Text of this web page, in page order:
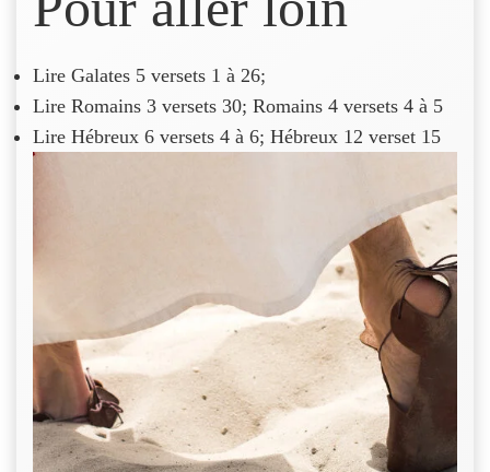
Lire Galates 5 versets 1 à 26;
Lire Romains 3 versets 30; Romains 4 versets 4 à 5
Lire Hébreux 6 versets 4 à 6; Hébreux 12 verset 15